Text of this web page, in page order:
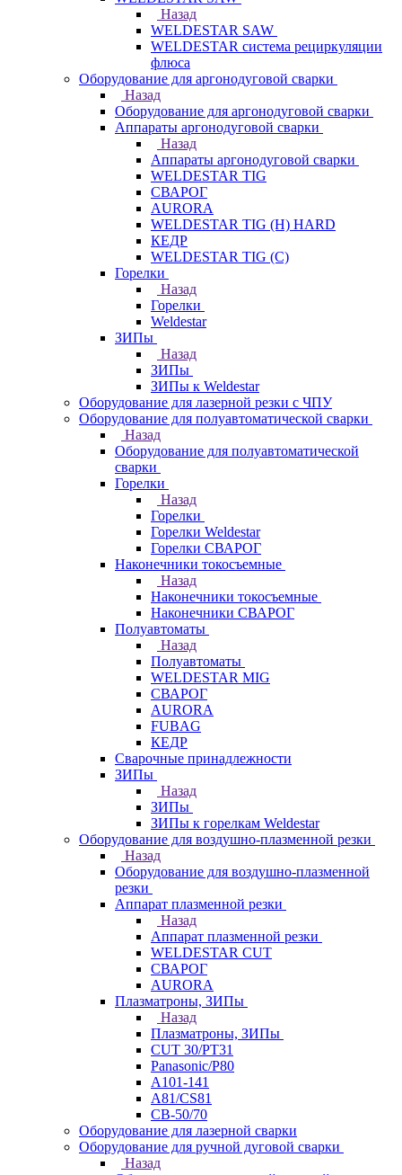
Назад
WELDESTAR SAW
WELDESTAR система рециркуляции
флюса
Оборудование для аргонодуговой сварки
Назад
Оборудование для аргонодуговой сварки
Аппараты аргонодуговой сварки
Назад
Аппараты аргонодуговой сварки
WELDESTAR TIG
СВАРОГ
AURORA
WELDESTAR TIG (H) HARD
КЕДР
WELDESTAR TIG (С)
Горелки
Назад
Горелки
Weldestar
ЗИПы
Назад
ЗИПы
ЗИПы к Weldestar
Оборудование для лазерной резки с ЧПУ
Оборудование для полуавтоматической сварки
Назад
Оборудование для полуавтоматической
сварки
Горелки
Назад
Горелки
Горелки Weldestar
Горелки СВАРОГ
Наконечники токосъемные
Назад
Наконечники токосъемные
Наконечники СВАРОГ
Полуавтоматы
Назад
Полуавтоматы
WELDESTAR MIG
СВАРОГ
AURORA
FUBAG
КЕДР
Сварочные принадлежности
ЗИПы
Назад
ЗИПы
ЗИПы к горелкам Weldestar
Оборудование для воздушно-плазменной резки
Назад
Оборудование для воздушно-плазменной
резки
Аппарат плазменной резки
Назад
Аппарат плазменной резки
WELDESTAR CUT
СВАРОГ
AURORA
Плазматроны, ЗИПы
Назад
Плазматроны, ЗИПы
CUT 30/PT31
Panasonic/P80
А101-141
А81/CS81
СВ-50/70
Оборудование для лазерной сварки
Оборудование для ручной дуговой сварки
Назад